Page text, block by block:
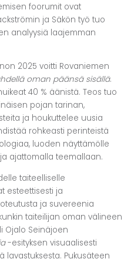
foorumit ovat
ja Säkön työ tuo
analyysiä laajemman
2025 voitti Rovaniemen
oman päänsä sisällä.
40 % äänistä. Teos tuo
pojan tarinan,
ja houkuttelee uusia
rohkeasti perinteistä
luoden näyttämölle
ajattomalla teemallaan.
taiteelliselle
esteettisesti ja
ja suvereenia
taiteilijan oman välineen
Ojalo Seinäjoen
-esityksen visuaalisesti
lavastuksesta. Pukusäteen